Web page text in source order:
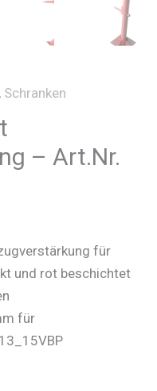
, Schranken
– Art.Nr.
für
und rot beschichtet
für